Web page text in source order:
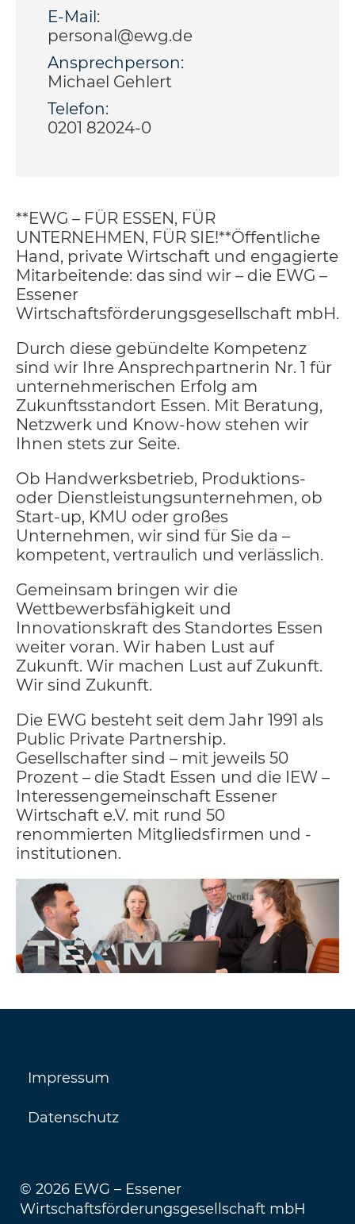
**EWG – FÜR ESSEN, FÜR
UNTERNEHMEN, FÜR SIE!**Öffentliche
Hand, private Wirtschaft und engagierte
Mitarbeitende: das sind wir – die EWG –
Essener
Wirtschaftsförderungsgesellschaft mbH.
Durch diese gebündelte Kompetenz
sind wir Ihre Ansprechpartnerin Nr. 1 für
unternehmerischen Erfolg am
Zukunftsstandort Essen. Mit Beratung,
Netzwerk und Know-how stehen wir
Ihnen stets zur Seite.
Ob Handwerksbetrieb, Produktions-
oder Dienstleistungsunternehmen, ob
Start-up, KMU oder großes
Unternehmen, wir sind für Sie da –
kompetent, vertraulich und verlässlich.
Gemeinsam bringen wir die
Wettbewerbsfähigkeit und
Innovationskraft des Standortes Essen
weiter voran. Wir haben Lust auf
Zukunft. Wir machen Lust auf Zukunft.
Wir sind Zukunft.
Die EWG besteht seit dem Jahr 1991 als
Public Private Partnership.
Gesellschafter sind – mit jeweils 50
Prozent – die Stadt Essen und die IEW –
Interessengemeinschaft Essener
Wirtschaft e.V. mit rund 50
renommierten Mitgliedsfirmen und -
institutionen.
E-Mail:
personal@ewg.de
Ansprechperson:
Michael Gehlert
Telefon:
0201 82024-0
Impressum
Datenschutz
© 2026 EWG – Essener
Wirtschaftsförderungsgesellschaft mbH